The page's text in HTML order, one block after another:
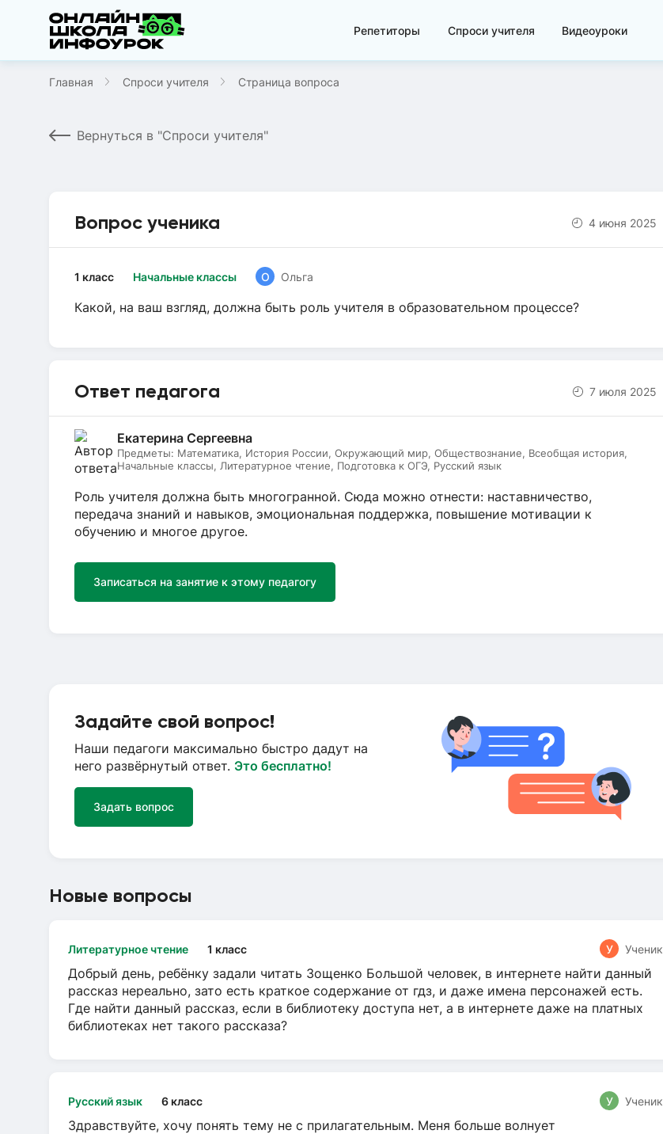
Репетиторы Спроси учителя Видеоуроки
Главная Спроси учителя Страница вопроса
Вернуться в "Спроси учителя"
Вопрос ученика 4 июня 2025
Начальные классы
1 класс О Ольга
Какой, на ваш взгляд, должна быть роль учителя в образовательном процессе?
Ответ педагога 7 июля 2025
Екатерина Сергеевна
Предметы: Математика, История России, Окружающий мир, Обществознание, Всеобщая история,
Начальные классы, Литературное чтение, Подготовка к ОГЭ, Русский язык
Роль учителя должна быть многогранной. Сюда можно отнести: наставничество,
передача знаний и навыков, эмоциональная поддержка, повышение мотивации к
обучению и многое другое.
Записаться на занятие к этому педагогу
Задайте свой вопрос!
Наши педагоги максимально быстро дадут на
него развёрнутый ответ. Это бесплатно!
Задать вопрос
Новые вопросы
Литературное чтение 1 класс У Ученик
Добрый день, ребёнку задали читать Зощенко Большой человек, в интернете найти данный
рассказ нереально, зато есть краткое содержание от гдз, и даже имена персонажей есть.
Где найти данный рассказ, если в библиотеку доступа нет, а в интернете даже на платных
библиотеках нет такого рассказа?
Русский язык 6 класс У Ученик
Здравствуйте, хочу понять тему не с прилагательным. Меня больше волнует